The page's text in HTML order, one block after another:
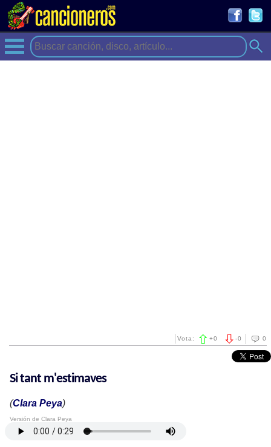
0
-0
Vota: +0
Si tant m'estimaves
(Clara Peya)
Versión de Clara Peya